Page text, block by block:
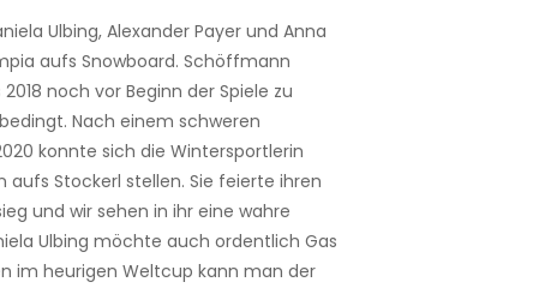
Ulbing, Alexander Payer und Anna
aufs Snowboard. Schöffmann
noch vor Beginn der Spiele zu
Nach einem schweren
konnte sich die Wintersportlerin
aufs Stockerl stellen. Sie feierte ihren
und wir sehen in ihr eine wahre
Ulbing möchte auch ordentlich Gas
im heurigen Weltcup kann man der